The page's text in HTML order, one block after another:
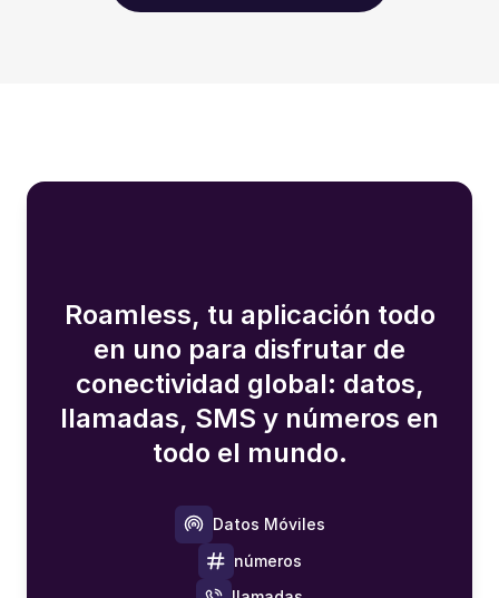
Roamless, tu aplicación todo
en uno para disfrutar de
conectividad global: datos,
llamadas, SMS y números en
todo el mundo.
Datos Móviles
números